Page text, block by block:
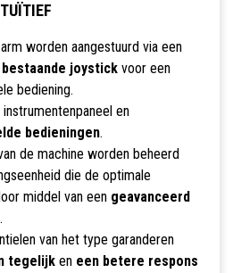
worden aangestuurd via een
joystickvoor een
bediening.
en
bedieningen.
de machine worden beheerd
die de optimale
middel van een geavanceerd
.
van het type garanderen
tegelijken een betere respons